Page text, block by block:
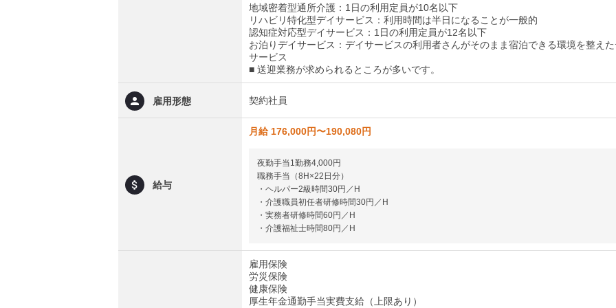
地域密着型通所介護：1日の利用定員が10名以下
リハビリ特化型デイサービス：利用時間は半日になることが一般的
認知症対応型デイサービス：1日の利用定員が12名以下
お泊りデイサービス：デイサービスの利用者さんがそのまま宿泊できる環境を整え
サービス
■ 送迎業務が求められるところが多いです。
雇用形態 契約社員
給与
月給 176,000円〜190,080円
夜勤手当1勤務4,000円
職務手当（8H×22日分）
・ヘルパー2級時間30円／H
・介護職員初任者研修時間30円／H
・実務者研修時間60円／H
・介護福祉士時間80円／H
雇用保険
労災保険
健康保険
厚生年金通勤手当実費支給（上限あり）